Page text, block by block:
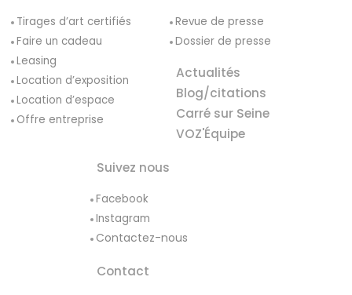
Tirages d’art certifiés
Faire un cadeau
Leasing
Location d’exposition
Location d’espace
Offre entreprise
Revue de presse
Dossier de presse
Actualités
Blog/citations
Carré sur Seine
VOZ'Équipe
Suivez nous
Facebook
Instagram
Contactez-nous
Contact